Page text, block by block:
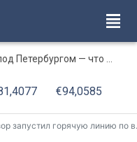
— что известно к этому часу
€94,0585
горячую линию по вопросам профилактики ВИЧ-инфекции